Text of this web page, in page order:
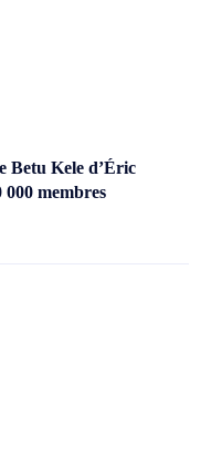
Betu Kele d’Éric
membres